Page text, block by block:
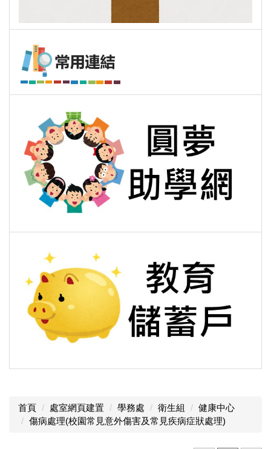
首頁 處室網頁建置 學務處 衛生組
健康中心
傷病處理(校園常見意外傷害及常見疾病症狀處理)